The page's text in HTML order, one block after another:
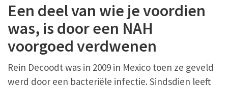
Een deel van wie je voordien
was, is door een NAH
voorgoed verdwenen
Rein Decoodt was in 2009 in Mexico toen ze geveld
werd door een bacteriële infectie. Sindsdien leeft